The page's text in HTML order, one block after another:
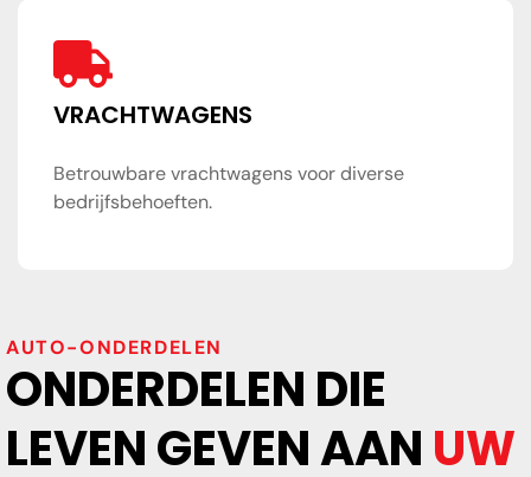
VRACHTWAGENS
Betrouwbare vrachtwagens voor diverse
bedrijfsbehoeften.
AUTO-ONDERDELEN
ONDERDELEN DIE
LEVEN GEVEN AAN UW